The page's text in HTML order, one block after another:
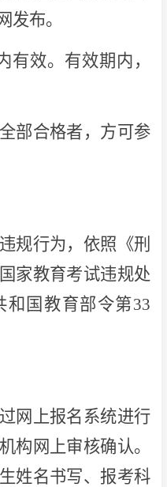
发布。
有效。有效期内，
部合格者，方可参
规行为，依照《刑
家教育考试违规处
和国教育部令第33
网上报名系统进行
构网上审核确认。
姓名书写、报考科